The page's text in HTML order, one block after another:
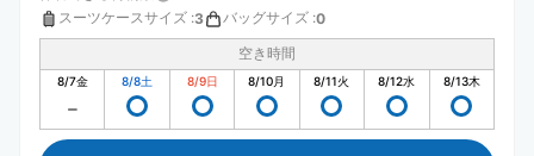
スーツケースサイズ :3 バッグサイズ :0
空き時間
8/7金 8/8土 8/9日 8/10月 8/11火 8/12水 8/13木